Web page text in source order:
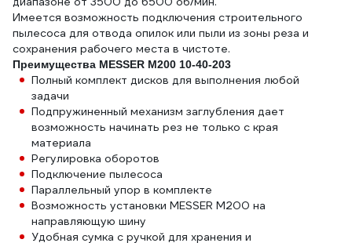
Имеется возможность подключения строительного
пылесоса для отвода опилок или пыли из зоны реза и
сохранения рабочего места в чистоте.
Преимущества MESSER M200 10-40-203
Полный комплект дисков для выполнения любой
задачи
Подпружиненный механизм заглубления дает
возможность начинать рез не только с края
материала
Регулировка оборотов
Подключение пылесоса
Параллельный упор в комплекте
Возможность установки MESSER M200 на
направляющую шину
Удобная сумка с ручкой для хранения и